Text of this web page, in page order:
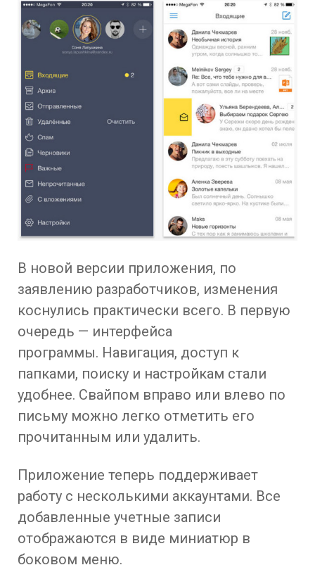
В новой версии приложения, по
заявлению разработчиков, изменения
коснулись практически всего. В первую
очередь — интерфейса
программы. Навигация, доступ к
папками, поиску и настройкам стали
удобнее. Свайпом вправо или влево по
письму можно легко отметить его
прочитанным или удалить.
Приложение теперь поддерживает
работу с несколькими аккаунтами. Все
добавленные учетные записи
отображаются в виде миниатюр в
боковом меню.